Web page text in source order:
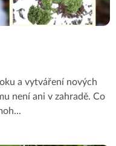
a vytváření nových
není ani v zahradě. Co
...